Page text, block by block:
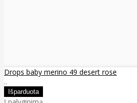
Drops baby merino 49 desert rose
..